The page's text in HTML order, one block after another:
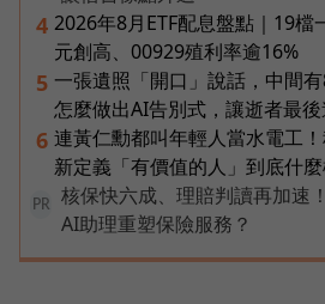
4 2026年8月ETF配息盤點｜19檔
元創高、00929殖利率逾16%
5 一張遺照「開口」說話，中間
怎麼做出AI告別式，讓逝者最後
6 連黃仁勳都叫年輕人當水電工
新定義「有價值的人」到底什麼
PR
核保快六成、理賠判讀再加速
AI助理重塑保險服務？